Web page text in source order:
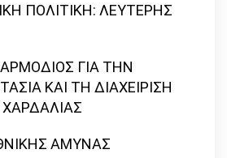
ΠΟΛΙΤΙΚΗ: ΛΕΥΤΕΡΗΣ
ΓΙΑ ΤΗΝ
ΚΑΙ ΤΗ ΔΙΑΧΕΙΡΙΣΗ
ΧΑΡΔΑΛΙΑΣ
ΑΜΥΝΑΣ